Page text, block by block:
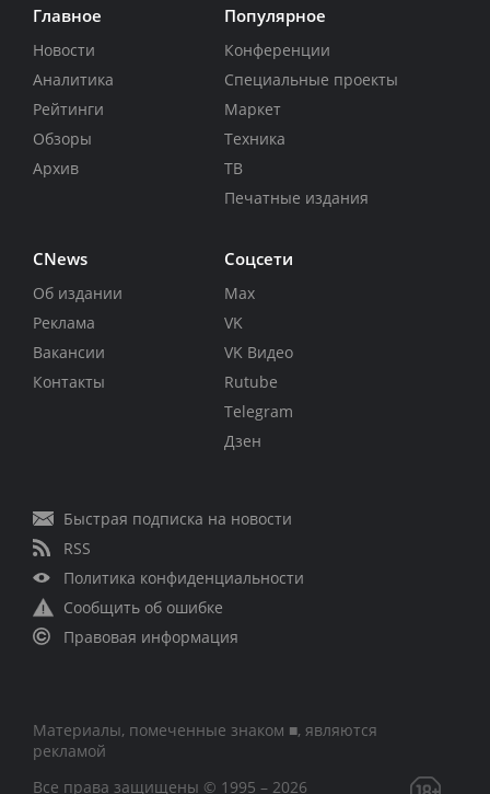
Главное
Новости
Аналитика
Рейтинги
Обзоры
Архив
Популярное
Конференции
Специальные проекты
Маркет
Техника
ТВ
Печатные издания
CNews
Об издании
Реклама
Вакансии
Контакты
Соцсети
Max
VK
VK Видео
Rutube
Telegram
Дзен
Быстрая подписка на новости
RSS
Политика конфиденциальности
Сообщить об ошибке
Правовая информация
Материалы, помеченные знаком ■, являются
рекламой
Все права защищены © 1995 – 2026